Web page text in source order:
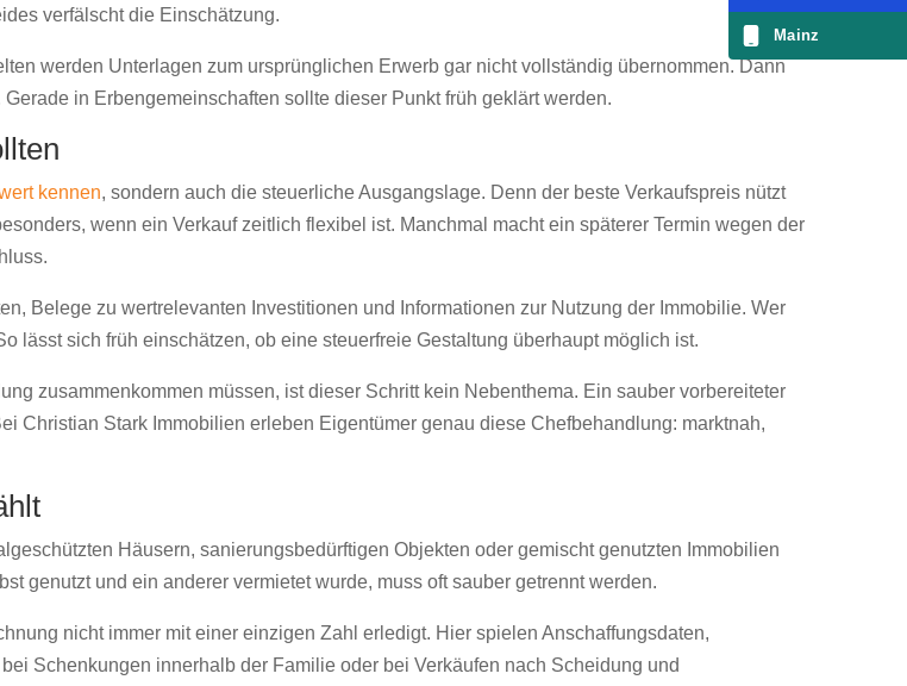
verfälscht die Einschätzung.
werden Unterlagen zum ursprünglichen Erwerb gar nicht vollständig übernommen. Dann
in Erbengemeinschaften sollte dieser Punkt früh geklärt werden.
kennen, sondern auch die steuerliche Ausgangslage. Denn der beste Verkaufspreis nützt
wenn ein Verkauf zeitlich flexibel ist. Manchmal macht ein späterer Termin wegen der
Belege zu wertrelevanten Investitionen und Informationen zur Nutzung der Immobilie. Wer
lässt sich früh einschätzen, ob eine steuerfreie Gestaltung überhaupt möglich ist.
zusammenkommen müssen, ist dieser Schritt kein Nebenthema. Ein sauber vorbereiteter
Christian Stark Immobilien erleben Eigentümer genau diese Chefbehandlung: marktnah,
Häusern, sanierungsbedürftigen Objekten oder gemischt genutzten Immobilien
genutzt und ein anderer vermietet wurde, muss oft sauber getrennt werden.
nicht immer mit einer einzigen Zahl erledigt. Hier spielen Anschaffungsdaten,
Schenkungen innerhalb der Familie oder bei Verkäufen nach Scheidung und
Mainz